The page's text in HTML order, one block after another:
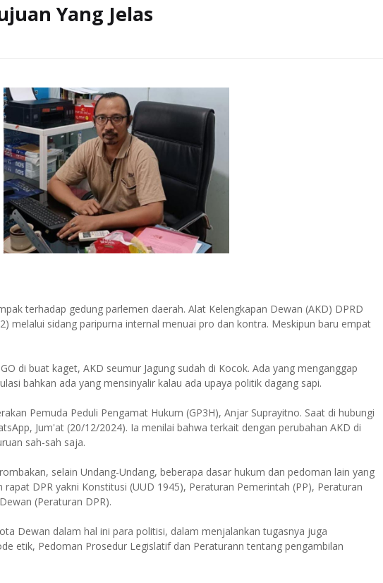
Yang Jelas
terhadap gedung parlemen daerah. Alat Kelengkapan Dewan (AKD) DPRD
melalui sidang paripurna internal menuai pro dan kontra. Meskipun baru empat
di buat kaget, AKD seumur Jagung sudah di Kocok. Ada yang menganggap
bahkan ada yang mensinyalir kalau ada upaya politik dagang sapi.
Pemuda Peduli Pengamat Hukum (GP3H), Anjar Suprayitno. Saat di hubungi
Jum'at (20/12/2024). Ia menilai bahwa terkait dengan perubahan AKD di
sah-sah saja.
selain Undang-Undang, beberapa dasar hukum dan pedoman lain yang
DPR yakni Konstitusi (UUD 1945), Peraturan Pemerintah (PP), Peraturan
(Peraturan DPR).
Dewan dalam hal ini para politisi, dalam menjalankan tugasnya juga
etik, Pedoman Prosedur Legislatif dan Peraturann tentang pengambilan